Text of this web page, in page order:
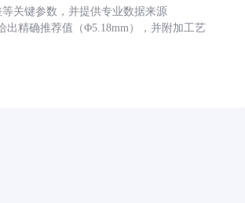
关键参数，并提供专业数据来源
出精确推荐值（Φ5.18mm），并附加工艺